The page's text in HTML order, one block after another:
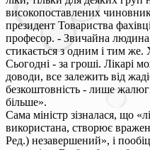
високопоставлених
президент Товариства
професор. - Звичайна
стикається з одним і тим же.
Сьогодні - за гроші. Лікарі
доводи, все залежить від
безкоштовність - лише
більше».
Сама міністр зізналася, що
використана, створює
Ред.) незавершений», і